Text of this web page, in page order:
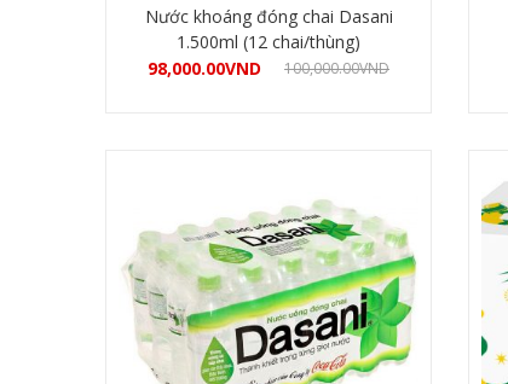
Nước khoáng đóng chai Dasani
1.500ml (12 chai/thùng)
98,000.00VND 100,000.00VND